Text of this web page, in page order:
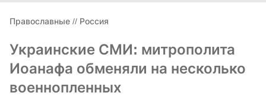
Православные // Россия
Украинские СМИ: митрополита
Иоанафа обменяли на несколько
военнопленных